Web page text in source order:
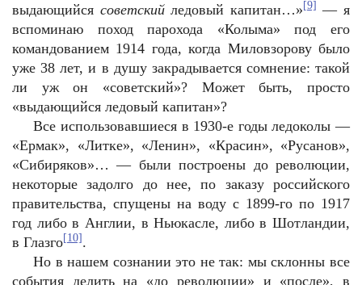
выдающийся советскийледовый капитан…» [9] — я
вспоминаю поход парохода «Колыма» под его
командованием 1914 года, когда Миловзорову было
уже 38 лет, и в душу закрадывается сомнение: такой
ли уж он «советский»? Может быть, просто
«выдающийся ледовый капитан»?
Все использовавшиеся в 1930-е годы ледоколы —
«Ермак», «Литке», «Ленин», «Красин», «Русанов»,
«Сибиряков»… — были построены до революции,
некоторые задолго до нее, по заказу российского
правительства, спущены на воду с 1899-го по 1917
год либо в Англии, в Ньюкасле, либо в Шотландии,
в Глазго[10] .
Но в нашем сознании это не так: мы склонны все
события делить на «до революции» и «после», в